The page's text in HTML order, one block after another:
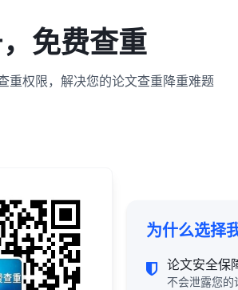
免费查重
重权限，解决您的论文查重降重难题
为什么选择
论文安全保
不会泄露您的